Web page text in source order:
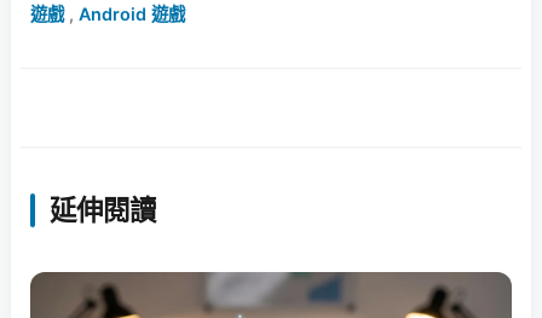
遊戲, Android 遊戲
延伸閱讀